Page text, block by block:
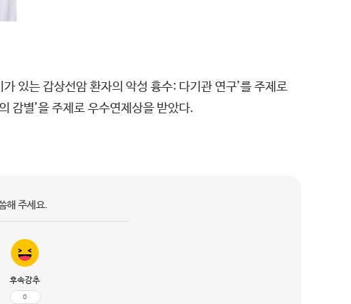
있는 갑상선암 환자의 악성 흉수: 다기관 연구’를 주제로
감별’을 주제로 우수연제상을 받았다.
해 주세요.
후속강추
0